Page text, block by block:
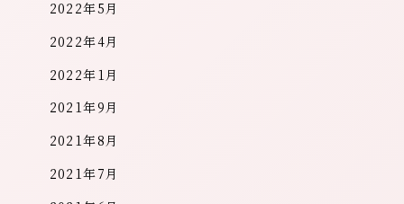
2022年5月
2022年4月
2022年1月
2021年9月
2021年8月
2021年7月